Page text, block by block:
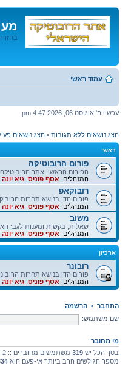
לתוכן
עמוד ראשי
עכשיו ה' אוגוסט 06, 2026 4:47 pm
הצג נושאים ללא תגובות • הצג נושאים
ראשי
פורום הרובוטיקה
הפורום הראשי, אתר
המנהלים: אסף פוניס גיא יונה
רובוקאפ
פורום הדן בנושא תחרות
המנהלים: אסף פוניס גיא יונה
משוב
שאלות, בקשות ומענות לגבי
המנהלים: אסף פוניס גיא יונה
ארכיון
רובונר
פורום הדן בנושא תחרות
המנהלים: אסף פוניס גיא יונה
התחבר • הרשמה
שם משתמש:
מי מחובר
בסך הכל יש 319 משתמשים מחוברים :: 2 רשומים, אין מוסתרים ו-317 אורחים (מבוסס על משתמשים פעילים ב-5 הדקות האחרונות)
מספר הגולשים הרב ביותר אי-פעם הוא